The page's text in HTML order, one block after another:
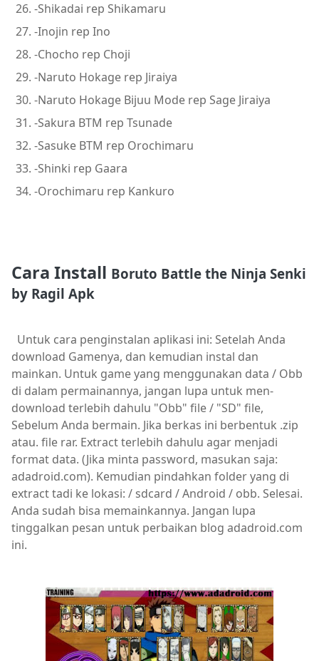
-Shikadai rep Shikamaru
-Inojin rep Ino
-Chocho rep Choji
-Naruto Hokage rep Jiraiya
-Naruto Hokage Bijuu Mode rep Sage Jiraiya
-Sakura BTM rep Tsunade
-Sasuke BTM rep Orochimaru
-Shinki rep Gaara
-Orochimaru rep Kankuro
Cara Install Boruto Battle the Ninja Senki
by Ragil Apk
Untuk cara penginstalan aplikasi ini: Setelah Anda
download Gamenya, dan kemudian instal dan
mainkan. Untuk game yang menggunakan data / Obb
di dalam permainannya, jangan lupa untuk men-
download terlebih dahulu "Obb" file / "SD" file,
Sebelum Anda bermain. Jika berkas ini berbentuk .zip
atau. file rar. Extract terlebih dahulu agar menjadi
format data. (Jika minta password, masukan saja:
adadroid.com). Kemudian pindahkan folder yang di
extract tadi ke lokasi: / sdcard / Android / obb. Selesai.
Anda sudah bisa memainkannya. Jangan lupa
tinggalkan pesan untuk perbaikan blog adadroid.com
ini.